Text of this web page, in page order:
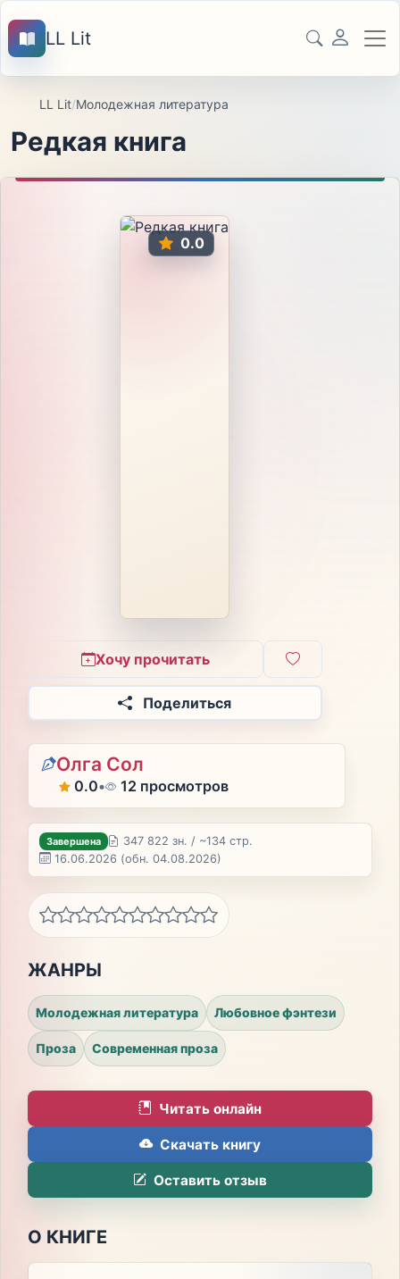
LL Lit
LL Lit/Молодежная литература
Редкая книга
0.0
Хочу прочитать
Поделиться
Олга Сол
0.0• 12 просмотров
Завершена
347 822 зн. / ~134 стр.
16.06.2026 (обн. 04.08.2026)
ЖАНРЫ
Молодежная литература Любовное фэнтези
Проза Современная проза
Читать онлайн
Скачать книгу
Оставить отзыв
О КНИГЕ